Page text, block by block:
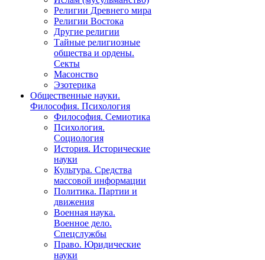
Религии Древнего мира
Религии Востока
Другие религии
Тайные религиозные
общества и ордены.
Секты
Масонство
Эзотерика
Общественные науки.
Философия. Психология
Философия. Семиотика
Психология.
Социология
История. Исторические
науки
Культура. Средства
массовой информации
Политика. Партии и
движения
Военная наука.
Военное дело.
Спецслужбы
Право. Юридические
науки